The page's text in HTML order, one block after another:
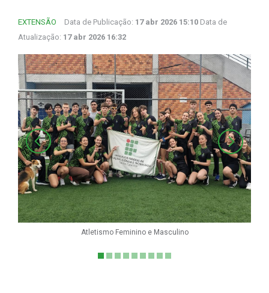
EXTENSÃO Data de Publicação: 17 abr 2026 15:10 Data de
Atualização: 17 abr 2026 16:32
Atletismo Feminino e Masculino